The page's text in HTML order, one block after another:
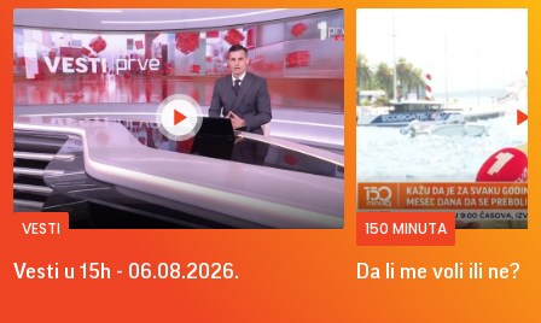
VESTI
Vesti u 15h - 06.08.2026.
150 MINUTA
Da li me voli ili ne?